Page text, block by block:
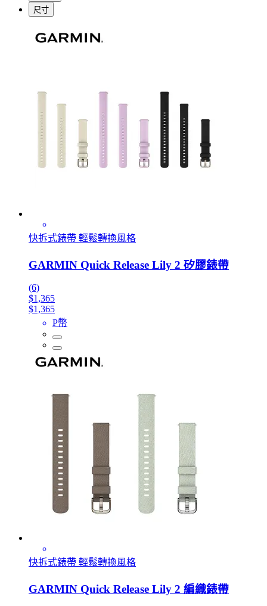
尺寸
快拆式錶帶 輕鬆轉換風格
GARMIN Quick Release Lily 2 矽膠錶帶
(6)
$1,365
$1,365
P幣
快拆式錶帶 輕鬆轉換風格
GARMIN Quick Release Lily 2 編織錶帶